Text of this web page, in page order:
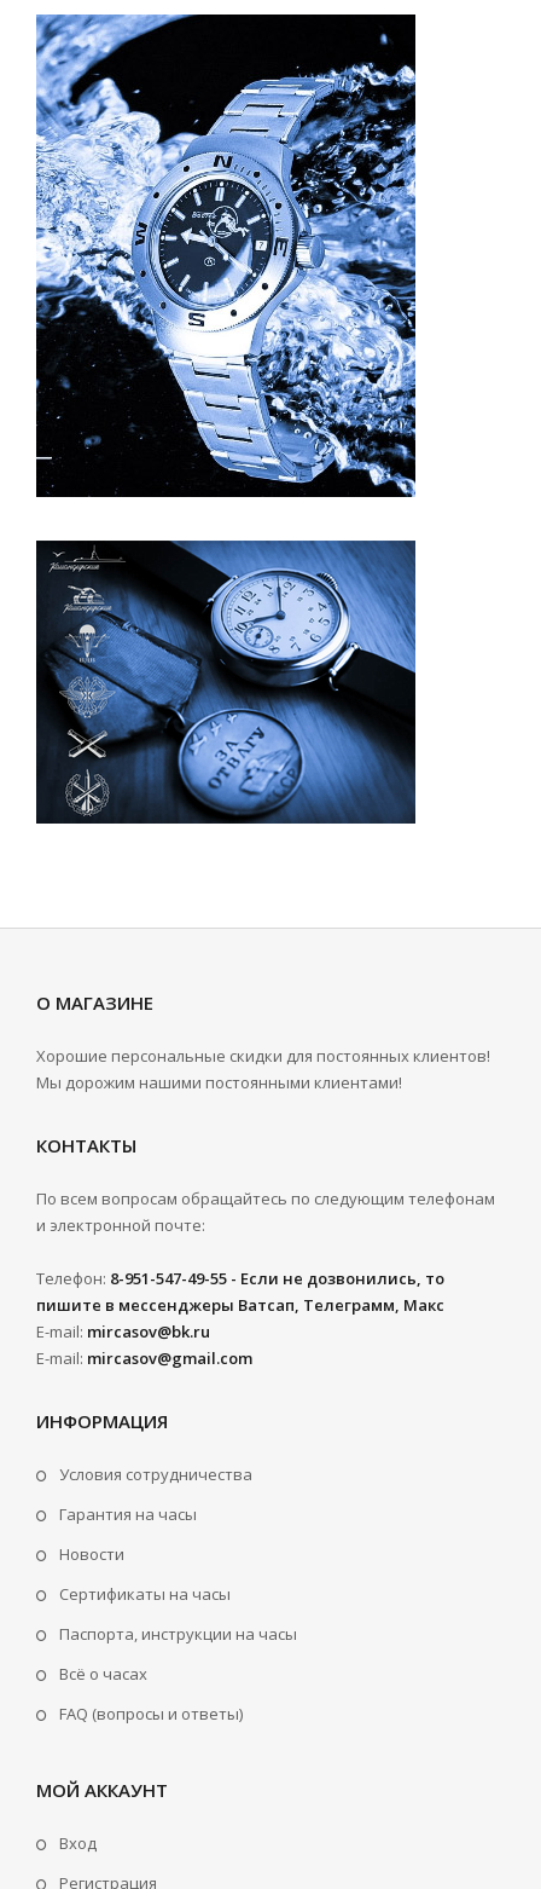
О МАГАЗИНЕ
Хорошие персональные скидки для постоянных клиентов!
Мы дорожим нашими постоянными клиентами!
КОНТАКТЫ
По всем вопросам обращайтесь по следующим телефонам
и электронной почте:
Телефон: 8-951-547-49-55 - Если не дозвонились, то
пишите в мессенджеры Ватсап, Телеграмм, Макс
E-mail: mircasov@bk.ru
E-mail: mircasov@gmail.com
ИНФОРМАЦИЯ
Условия сотрудничества
Гарантия на часы
Новости
Сертификаты на часы
Паспорта, инструкции на часы
Всё о часах
FAQ (вопросы и ответы)
МОЙ АККАУНТ
Вход
Регистрация